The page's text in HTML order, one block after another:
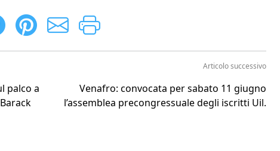
palco a
Articolo successivo
Venafro: convocata per sabato 11 giugno
l’assemblea precongressuale degli iscritti Uil.